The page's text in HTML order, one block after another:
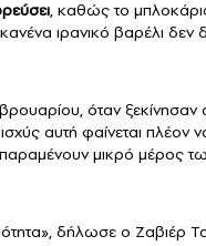
, καθώς το
ιρανικό βαρέλι
όταν ξεκίνησαν
αυτή φαίνεται
μικρό μέρος
δήλωσε ο Ζαβιέρ